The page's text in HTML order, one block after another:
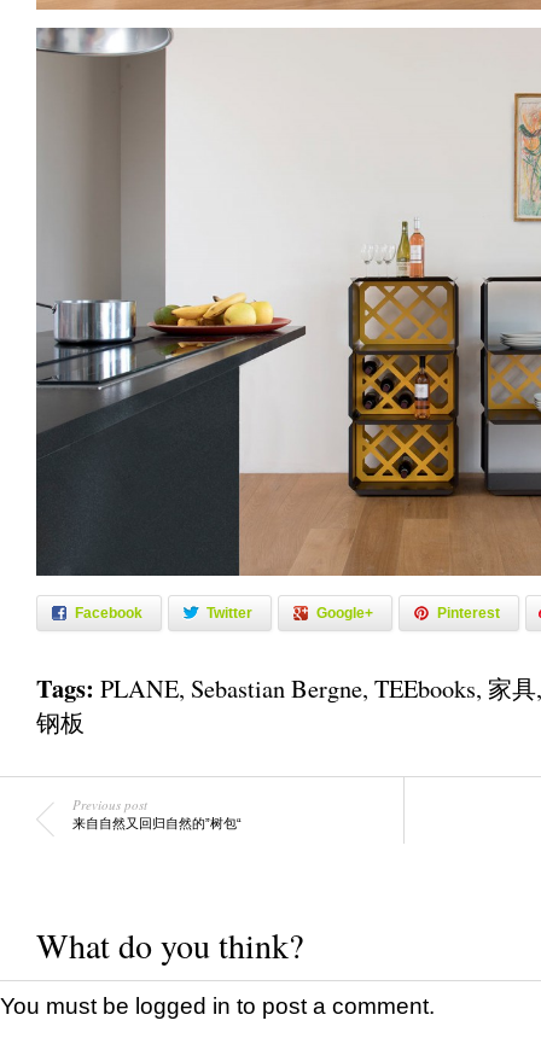
Facebook Twitter Google+ Pinterest
Tags: PLANE, Sebastian Bergne, TEEbooks, 家具
钢板
Previous post
来自自然又回归自然的”树包“
What do you think?
You must be logged in to post a comment.